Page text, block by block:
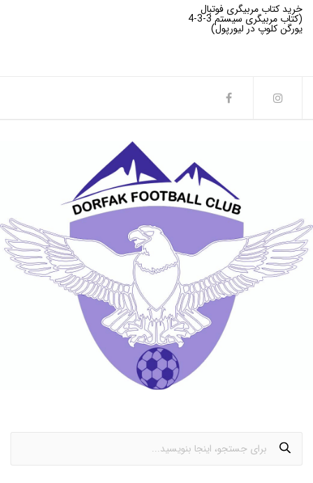
خرید کتاب مربیگری فوتبال
(کتاب مربیگری سیستم 3-3-4
یورگن کلوپ در لیورپول)